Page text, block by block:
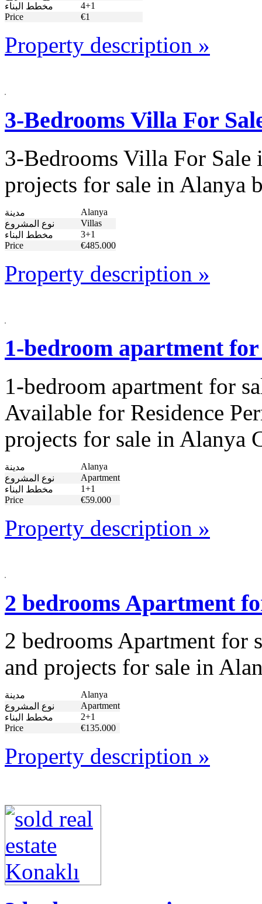
مخطط البناء
4+1
Price
€1
Property description »
3-Bedrooms Villa For
3-Bedrooms Villa For Sale
projects for sale in Alanya
مدينة
Alanya
نوع المشروع
Villas
مخطط البناء
3+1
Price
€485.000
Property description »
1-bedroom apartment
1-bedroom apartment for
Available for Residence
projects for sale in Alanya
مدينة
Alanya
نوع المشروع
Apartment
مخطط البناء
1+1
Price
€59.000
Property description »
2 bedrooms Apartment
2 bedrooms Apartment for
and projects for sale in
مدينة
Alanya
نوع المشروع
Apartment
مخطط البناء
2+1
Price
€135.000
Property description »